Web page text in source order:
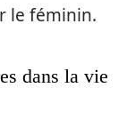
le féminin.
dans la vie